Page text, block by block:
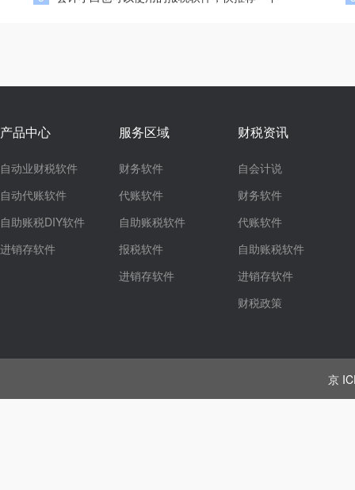
产品中心
自动业财税软件
自动代账软件
自助账税DIY软件
进销存软件
服务区域
财务软件
代账软件
自助账税软件
报税软件
进销存软件
财税资讯
自会计说
财务软件
代账软件
自助账税软件
进销存软件
财税政策
京